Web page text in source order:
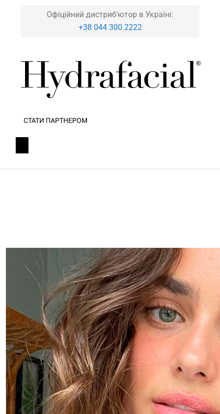
Офіційний дистриб’ютор в Україні:
+38 044 300 2222
СТАТИ ПАРТНЕРОМ